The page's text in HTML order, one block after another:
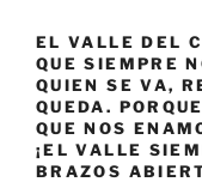
EL VALLE DEL
QUE SIEMPRE
QUIEN SE VA,
QUEDA.
QUE NOS
¡EL VALLE
BRAZOS